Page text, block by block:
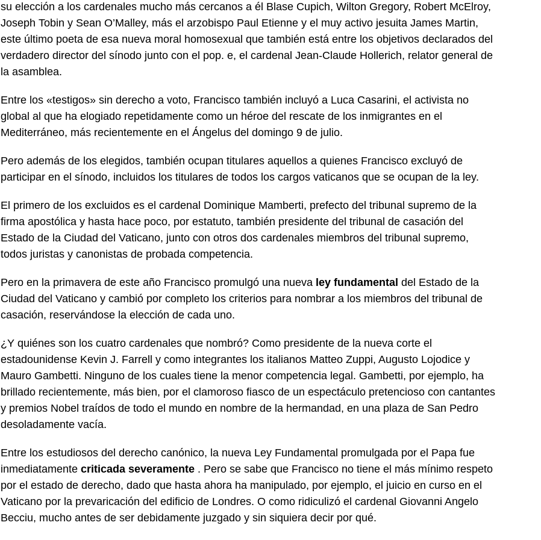
su elección a los cardenales mucho más cercanos a él Blase Cupich, Wilton Gregory, Robert McElroy,
Joseph Tobin y Sean O’Malley, más el arzobispo Paul Etienne y el muy activo jesuita James Martin,
este último poeta de esa nueva moral homosexual que también está entre los objetivos declarados del
verdadero director del sínodo junto con el pop. e, el cardenal Jean-Claude Hollerich, relator general de
la asamblea.
Entre los «testigos» sin derecho a voto, Francisco también incluyó a Luca Casarini, el activista no
global al que ha elogiado repetidamente como un héroe del rescate de los inmigrantes en el
Mediterráneo, más recientemente en el Ángelus del domingo 9 de julio.
Pero además de los elegidos, también ocupan titulares aquellos a quienes Francisco excluyó de
participar en el sínodo, incluidos los titulares de todos los cargos vaticanos que se ocupan de la ley.
El primero de los excluidos es el cardenal Dominique Mamberti, prefecto del tribunal supremo de la
firma apostólica y hasta hace poco, por estatuto, también presidente del tribunal de casación del
Estado de la Ciudad del Vaticano, junto con otros dos cardenales miembros del tribunal supremo,
todos juristas y canonistas de probada competencia.
Pero en la primavera de este año Francisco promulgó una nueva ley fundamental del Estado de la
Ciudad del Vaticano y cambió por completo los criterios para nombrar a los miembros del tribunal de
casación, reservándose la elección de cada uno.
¿Y quiénes son los cuatro cardenales que nombró? Como presidente de la nueva corte el
estadounidense Kevin J. Farrell y como integrantes los italianos Matteo Zuppi, Augusto Lojodice y
Mauro Gambetti. Ninguno de los cuales tiene la menor competencia legal. Gambetti, por ejemplo, ha
brillado recientemente, más bien, por el clamoroso fiasco de un espectáculo pretencioso con cantantes
y premios Nobel traídos de todo el mundo en nombre de la hermandad, en una plaza de San Pedro
desoladamente vacía.
Entre los estudiosos del derecho canónico, la nueva Ley Fundamental promulgada por el Papa fue
inmediatamente criticada severamente . Pero se sabe que Francisco no tiene el más mínimo respeto
por el estado de derecho, dado que hasta ahora ha manipulado, por ejemplo, el juicio en curso en el
Vaticano por la prevaricación del edificio de Londres. O como ridiculizó el cardenal Giovanni Angelo
Becciu, mucho antes de ser debidamente juzgado y sin siquiera decir por qué.